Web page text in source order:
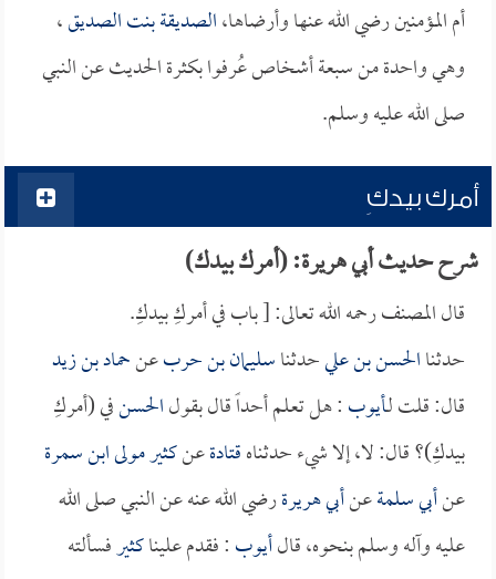
أم المؤمنين رضي الله عنها وأرضاها،الصديقة بنت الصديق،
وهي واحدة من سبعة أشخاص عُرفوا بكثرة الحديث عن النبي
صلى الله عليه وسلم.
أمرك بيدكِ
شرح حديث أبي هريرة: (أمرك بيدك)
قال المصنف رحمه الله تعالى: [ باب في أمركِ بيدكِ.
حدثناالحسن بن عليحدثناسليمان بن حربعنحماد بن زيد
قال: قلت لـأيوب: هل تعلم أحداً قال بقولالحسنفي (أمركِ
بيدكِ)؟ قال: لا، إلا شيء حدثناهقتادةعنكثير مولى ابن سمرة
عنأبي سلمةعنأبي هريرةرضي الله عنه عن النبي صلى الله
عليه وآله وسلم بنحوه، قالأيوب: فقدم عليناكثيرفسألته